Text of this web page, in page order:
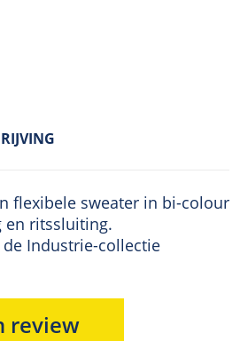
flexibele sweater in bi-colour
en ritssluiting.
Industrie-collectie
review